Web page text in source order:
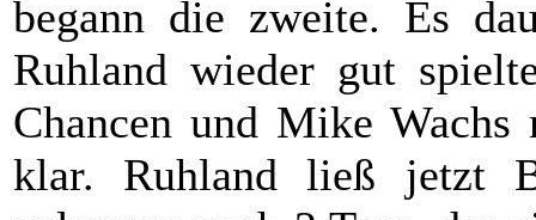
begann die zweite. Es
Ruhland wieder gut
Chancen und Mike
klar. Ruhland ließ jetzt